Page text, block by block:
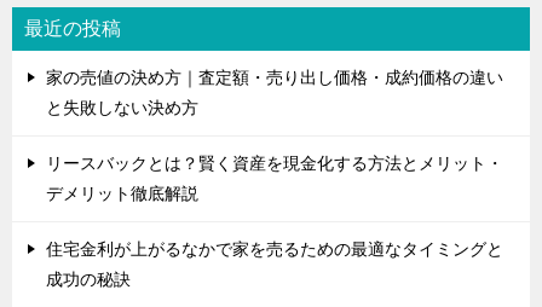
最近の投稿
家の売値の決め方｜査定額・売り出し価格・成約価格の違い
と失敗しない決め方
リースバックとは？賢く資産を現金化する方法とメリット・
デメリット徹底解説
住宅金利が上がるなかで家を売るための最適なタイミングと
成功の秘訣